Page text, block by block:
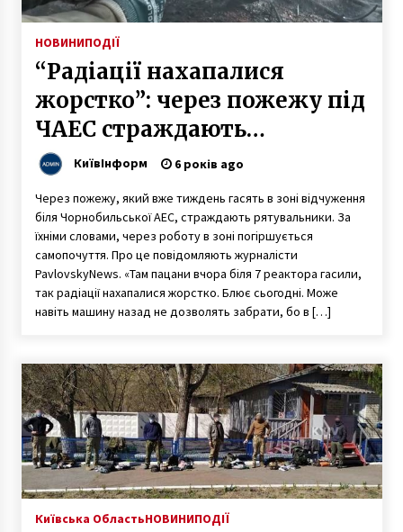
НОВИНИПОДІЇ
“Радіації нахапалися
жорстко”: через пожежу під
ЧАЕС страждають
рятувальники
КиївІнформ 6 років ago
Через пожежу, який вже тиждень гасять в зоні відчуження
біля Чорнобильської АЕС, страждають рятувальники. За
їхніми словами, через роботу в зоні погіршується
самопочуття. Про це повідомляють журналісти
PavlovskyNews. «Там пацани вчора біля 7 реактора гасили,
так радіації нахапалися жорстко. Блює сьогодні. Може
навіть машину назад не дозволять забрати, бо в […]
Київська ОбластьНОВИНИПОДІЇ